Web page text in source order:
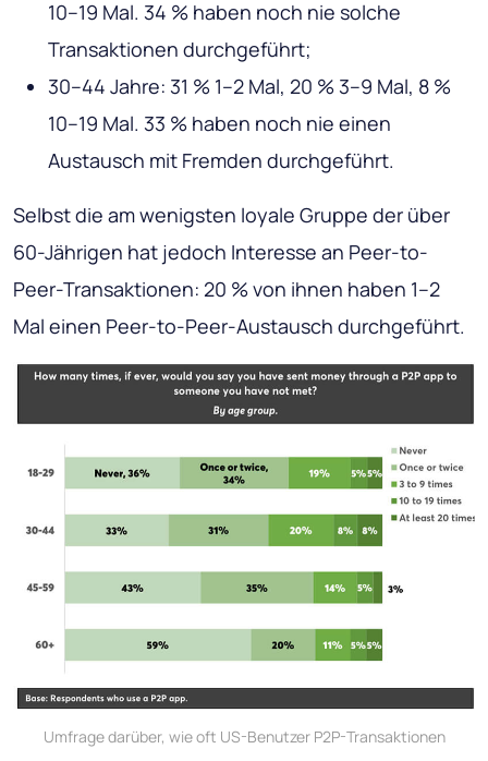
10–19 Mal. 34 % haben noch nie solche
Transaktionen durchgeführt;
30–44 Jahre: 31 % 1–2 Mal, 20 % 3–9 Mal, 8 %
10–19 Mal. 33 % haben noch nie einen
Austausch mit Fremden durchgeführt.
Selbst die am wenigsten loyale Gruppe der über
60-Jährigen hat jedoch Interesse an Peer-to-
Peer-Transaktionen: 20 % von ihnen haben 1–2
Mal einen Peer-to-Peer-Austausch durchgeführt.
Umfrage darüber, wie oft US-Benutzer P2P-Transaktionen